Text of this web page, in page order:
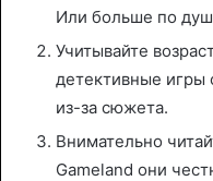
Или больше по
Учитывайте
детективные игры
из-за сюжета.
Внимательно
Gameland они